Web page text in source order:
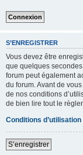
S’ENREGISTRER
Vous devez être
que quelques
forum peut également
du forum. Avant de
de nos conditions
de bien lire tout le
Conditions d’utilisation
S’enregistrer